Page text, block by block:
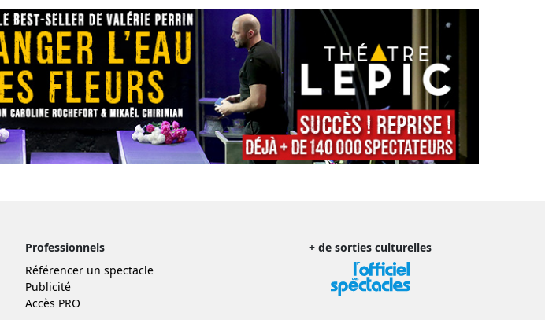
Professionnels
Référencer un spectacle
Publicité
Accès PRO
+ de sorties culturelles